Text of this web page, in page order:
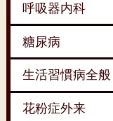
呼吸器内科
糖尿病
生活習慣病全般
花粉症外来